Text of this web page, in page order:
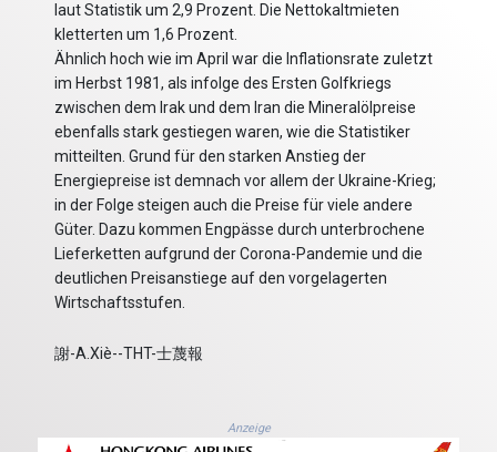
laut Statistik um 2,9 Prozent. Die Nettokaltmieten
kletterten um 1,6 Prozent.
Ähnlich hoch wie im April war die Inflationsrate zuletzt
im Herbst 1981, als infolge des Ersten Golfkriegs
zwischen dem Irak und dem Iran die Mineralölpreise
ebenfalls stark gestiegen waren, wie die Statistiker
mitteilten. Grund für den starken Anstieg der
Energiepreise ist demnach vor allem der Ukraine-Krieg;
in der Folge steigen auch die Preise für viele andere
Güter. Dazu kommen Engpässe durch unterbrochene
Lieferketten aufgrund der Corona-Pandemie und die
deutlichen Preisanstiege auf den vorgelagerten
Wirtschaftsstufen.
謝-A.Xiè--THT-士蔑報
Anzeige